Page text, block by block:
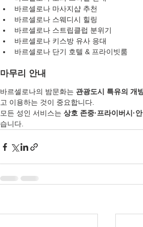
바르셀로나 마사지샵 추천
바르셀로나 스웨디시 힐링
바르셀로나 스트립클럽 분위기
바르셀로나 키스방 유사 응대
바르셀로나 단기 호텔 & 프라이빗룸
마무리 안내
바르셀로나의 밤문화는 관광도시 특유의 개
고 이용하는 것이 중요합니다.
모든 성인 서비스는 상호 존중·프라이버시·
습니다.